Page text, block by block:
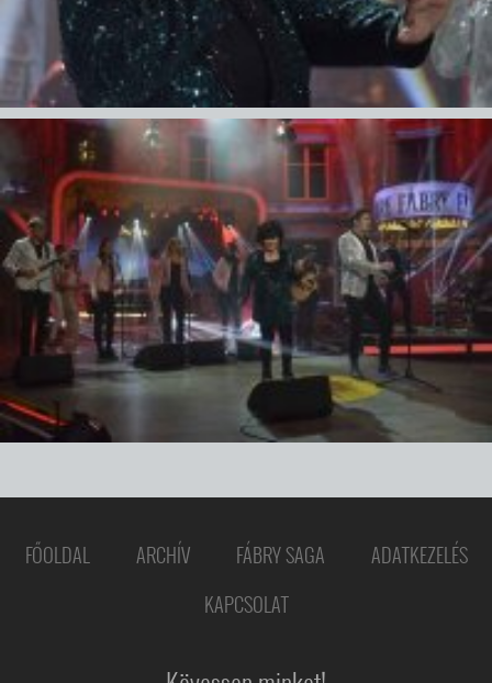
FŐOLDAL ARCHÍV FÁBRY SAGA
ADATKEZELÉS
KAPCSOLAT